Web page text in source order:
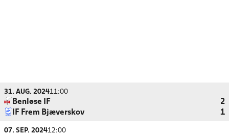
31. AUG. 202411:00
Benløse IF
2
IF Frem Bjæverskov
1
07. SEP. 202412:00